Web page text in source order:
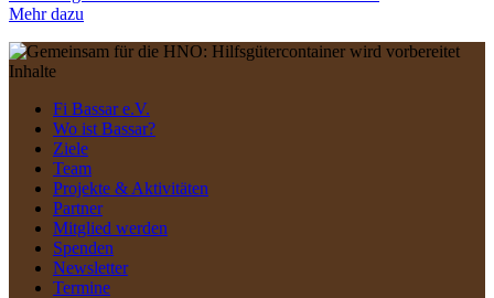
Mehr dazu
Inhalte
Fi Bassar e.V.
Wo ist Bassar?
Ziele
Team
Projekte & Aktivitäten
Partner
Mitglied werden
Spenden
Newsletter
Termine